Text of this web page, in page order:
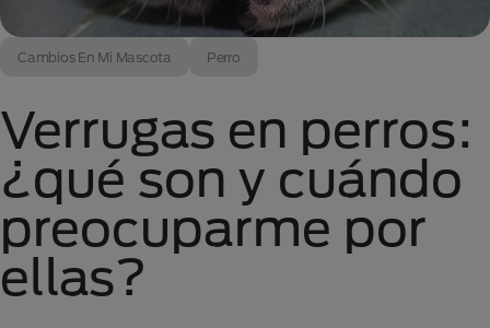
Cambios En Mi Mascota Perro
Verrugas en perros:
¿qué son y cuándo
preocuparme por
ellas?